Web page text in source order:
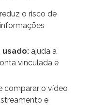
reduz o risco de
ajuda a
vinculada e
comparar o vídeo
e